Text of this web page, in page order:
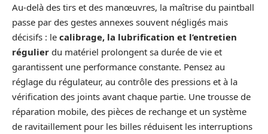
Au-delà des tirs et des manœuvres, la maîtrise du paintball
passe par des gestes annexes souvent négligés mais
décisifs : le calibrage, la lubrification et l’entretien
régulier du matériel prolongent sa durée de vie et
garantissent une performance constante. Pensez au
réglage du régulateur, au contrôle des pressions et à la
vérification des joints avant chaque partie. Une trousse de
réparation mobile, des pièces de rechange et un système
de ravitaillement pour les billes réduisent les interruptions